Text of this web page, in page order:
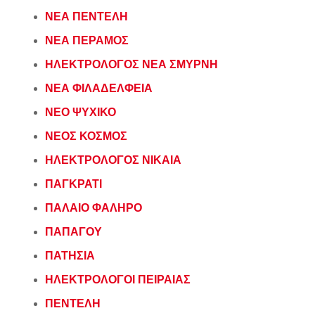
ΝΕΑ ΠΕΝΤΕΛΗ
ΝΕΑ ΠΕΡΑΜΟΣ
ΗΛΕΚΤΡΟΛΟΓΟΣ ΝΕΑ ΣΜΥΡΝΗ
ΝΕΑ ΦΙΛΑΔΕΛΦΕΙΑ
ΝΕΟ ΨΥΧΙΚΟ
ΝΕΟΣ ΚΟΣΜΟΣ
ΗΛΕΚΤΡΟΛΟΓΟΣ ΝΙΚΑΙΑ
ΠΑΓΚΡΑΤΙ
ΠΑΛΑΙΟ ΦΑΛΗΡΟ
ΠΑΠΑΓΟΥ
ΠΑΤΗΣΙΑ
ΗΛΕΚΤΡΟΛΟΓΟΙ ΠΕΙΡΑΙΑΣ
ΠΕΝΤΕΛΗ